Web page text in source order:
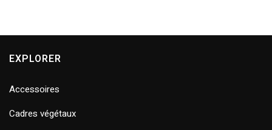
EXPLORER
Accessoires
Cadres végétaux